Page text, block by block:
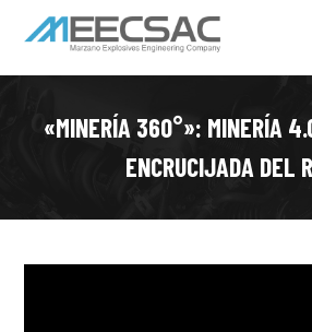
«MINERÍA 360°»: MINERÍA
ENCRUCIJADA DEL